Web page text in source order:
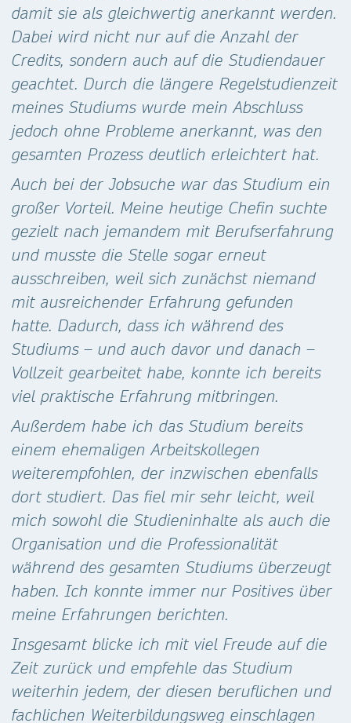
damit sie als gleichwertig anerkannt werden.
Dabei wird nicht nur auf die Anzahl der
Credits, sondern auch auf die Studiendauer
geachtet. Durch die längere Regelstudienzeit
meines Studiums wurde mein Abschluss
jedoch ohne Probleme anerkannt, was den
gesamten Prozess deutlich erleichtert hat.
Auch bei der Jobsuche war das Studium ein
großer Vorteil. Meine heutige Chefin suchte
gezielt nach jemandem mit Berufserfahrung
und musste die Stelle sogar erneut
ausschreiben, weil sich zunächst niemand
mit ausreichender Erfahrung gefunden
hatte. Dadurch, dass ich während des
Studiums – und auch davor und danach –
Vollzeit gearbeitet habe, konnte ich bereits
viel praktische Erfahrung mitbringen.
Außerdem habe ich das Studium bereits
einem ehemaligen Arbeitskollegen
weiterempfohlen, der inzwischen ebenfalls
dort studiert. Das fiel mir sehr leicht, weil
mich sowohl die Studieninhalte als auch die
Organisation und die Professionalität
während des gesamten Studiums überzeugt
haben. Ich konnte immer nur Positives über
meine Erfahrungen berichten.
Insgesamt blicke ich mit viel Freude auf die
Zeit zurück und empfehle das Studium
weiterhin jedem, der diesen beruflichen und
fachlichen Weiterbildungsweg einschlagen